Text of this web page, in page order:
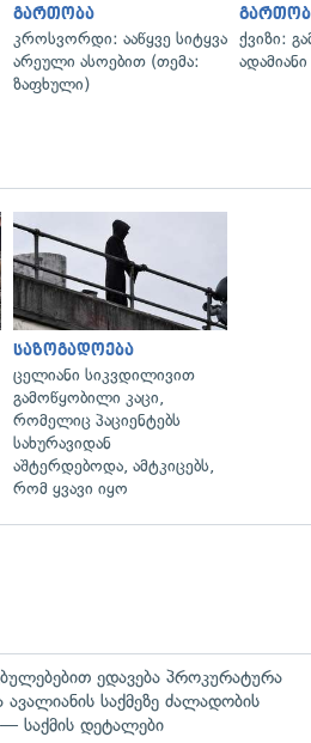
გართობა
კროსვორდი: ააწყვე სიტყვა
არეული ასოებით (თემა:
ზაფხული)
ქვიზი:
საზოგადოება
ცელიანი სიკვდილივით
გამოწყობილი კაცი,
რომელიც პაციენტებს
სახურავიდან
აშტერდებოდა, ამტკიცებს,
რომ ყვავი იყო
ედავება პროკურატურა
ავალიანის საქმეზე ძალადობის
— საქმის დეტალები